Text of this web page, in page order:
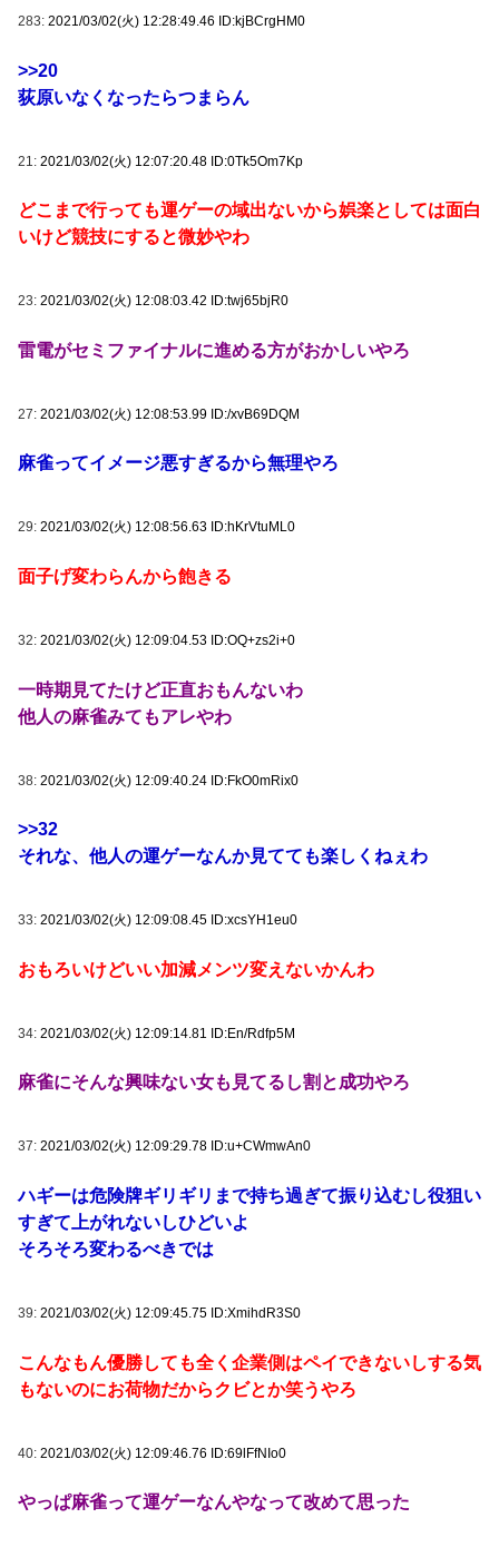
283: 2021/03/02(火) 12:28:49.46 ID:kjBCrgHM0
>>20
荻原いなくなったらつまらん
21: 2021/03/02(火) 12:07:20.48 ID:0Tk5Om7Kp
どこまで行っても運ゲーの域出ないから娯楽としては面白
いけど競技にすると微妙やわ
23: 2021/03/02(火) 12:08:03.42 ID:twj65bjR0
雷電がセミファイナルに進める方がおかしいやろ
27: 2021/03/02(火) 12:08:53.99 ID:/xvB69DQM
麻雀ってイメージ悪すぎるから無理やろ
29: 2021/03/02(火) 12:08:56.63 ID:hKrVtuML0
面子げ変わらんから飽きる
32: 2021/03/02(火) 12:09:04.53 ID:OQ+zs2i+0
一時期見てたけど正直おもんないわ
他人の麻雀みてもアレやわ
38: 2021/03/02(火) 12:09:40.24 ID:FkO0mRix0
>>32
それな、他人の運ゲーなんか見てても楽しくねぇわ
33: 2021/03/02(火) 12:09:08.45 ID:xcsYH1eu0
おもろいけどいい加減メンツ変えないかんわ
34: 2021/03/02(火) 12:09:14.81 ID:En/Rdfp5M
麻雀にそんな興味ない女も見てるし割と成功やろ
37: 2021/03/02(火) 12:09:29.78 ID:u+CWmwAn0
ハギーは危険牌ギリギリまで持ち過ぎて振り込むし役狙い
すぎて上がれないしひどいよ
そろそろ変わるべきでは
39: 2021/03/02(火) 12:09:45.75 ID:XmihdR3S0
こんなもん優勝しても全く企業側はペイできないしする気
もないのにお荷物だからクビとか笑うやろ
40: 2021/03/02(火) 12:09:46.76 ID:69lFfNIo0
やっぱ麻雀って運ゲーなんやなって改めて思った